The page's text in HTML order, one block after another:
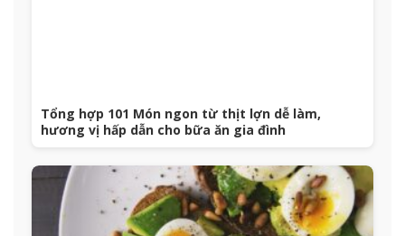
Tổng hợp 101 Món ngon từ thịt lợn dễ làm,
hương vị hấp dẫn cho bữa ăn gia đình